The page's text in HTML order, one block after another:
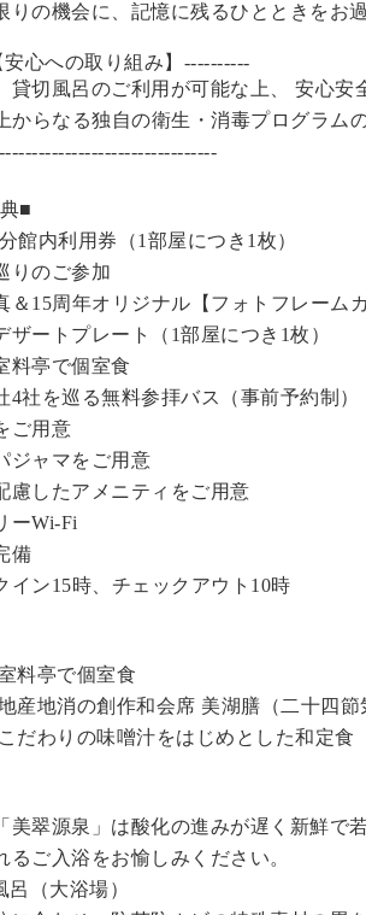
りの機会に、記憶に残るひとときをお
心への取り組み】----------
貸切風呂のご利用が可能な上、 安心安
からなる独自の衛生・消毒プログラム
■
館内利用券（1部屋につき1枚）
りのご参加
＆15周年オリジナル【フォトフレーム
ザートプレート（1部屋につき1枚）
料亭で個室食
4社を巡る無料参拝バス（事前予約制）
ご用意
ジャマをご用意
慮したアメニティをご用意
ーWi-Fi
備
イン15時、チェックアウト10時
料亭で個室食
産地消の創作和会席 美湖膳（二十四
だわりの味噌汁をはじめとした和定食
美翠源泉」は酸化の進みが遅く新鮮で
るご入浴をお愉しみください。
呂（大浴場）